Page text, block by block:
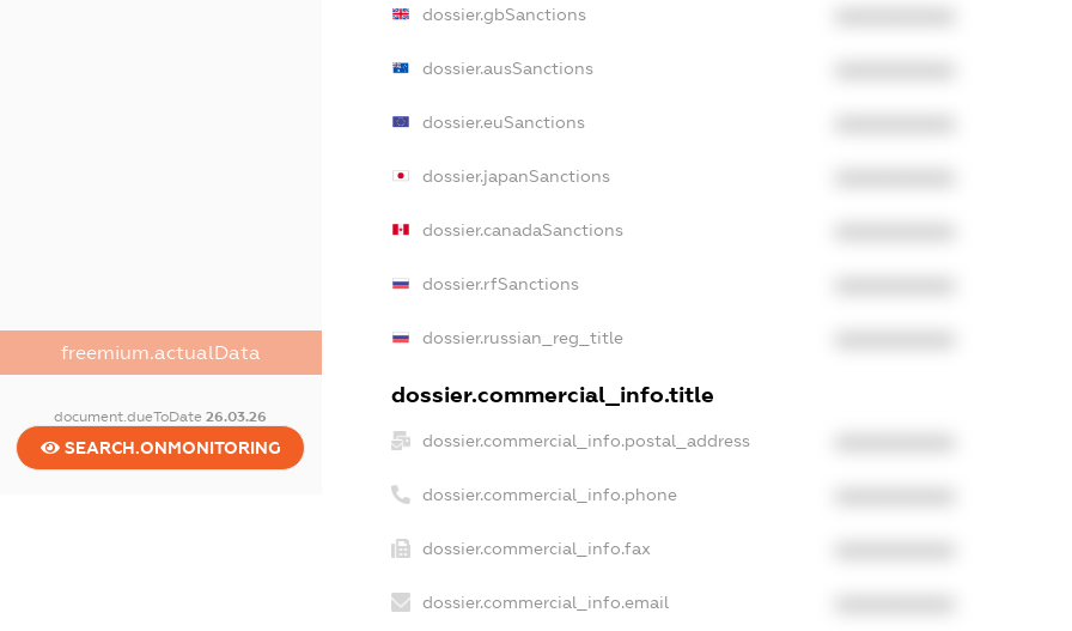
freemium.actualData
document.dueToDate26.03.26
SEARCH.ONMONITORING
dossier.gbSanctions
dossier.ausSanctions
dossier.euSanctions
dossier.japanSanctions
dossier.canadaSanctions
dossier.rfSanctions
dossier.russian_reg_title
dossier.commercial_info.title
dossier.commercial_info.postal_address
dossier.commercial_info.phone
dossier.commercial_info.fax
dossier.commercial_info.email